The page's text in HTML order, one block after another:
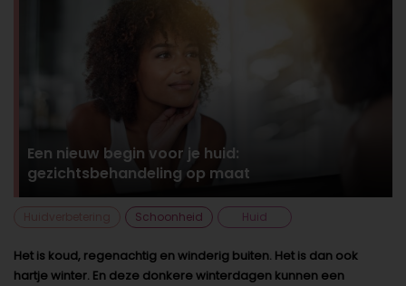
Een nieuw begin voor je huid:
gezichtsbehandeling op maat
Schoonheid Huid
Het is koud, regenachtig en winderig buiten. Het is dan ook
hartje winter. En deze donkere winterdagen kunnen een